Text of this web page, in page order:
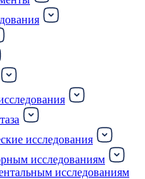
исследования
исследованиям
исследованиям